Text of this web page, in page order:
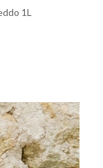
1L